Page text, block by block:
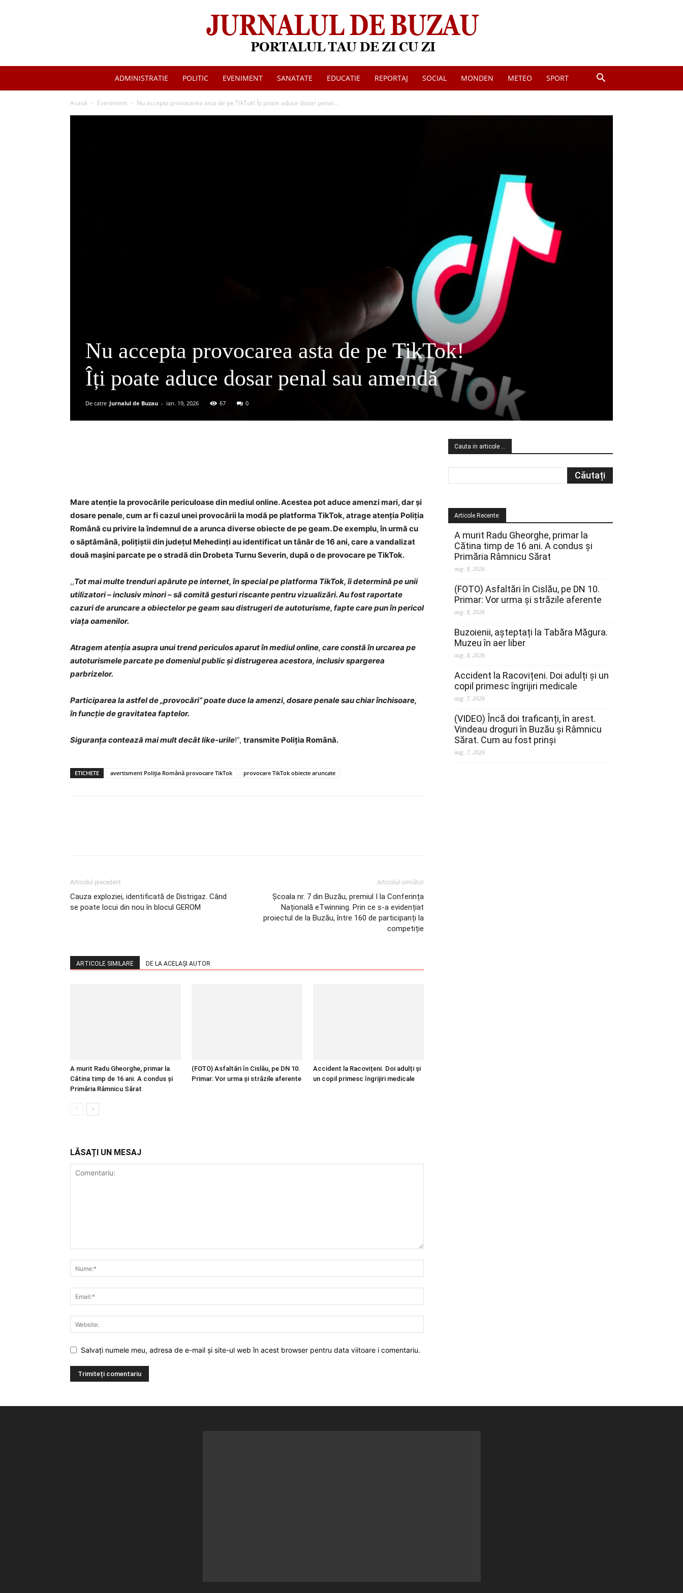
Jurnalul
ADMINISTRATIE POLITIC EVENIMENT SANATATE EDUCATIE REPORTAJ SOCIAL MONDEN METEO SPORT
Acasă Eveniment Nu accepta provocarea asta de pe TikTok! Îți poate aduce dosar penal...
Nu accepta provocarea asta de pe TikTok!
Îți poate aduce dosar penal sau amendă
De catre Jurnalul de Buzau - ian. 19, 2026 67 0
Mare atenție la provocările periculoase din mediul online. Acestea pot aduce amenzi mari, dar și
dosare penale, cum ar fi cazul unei provocării la modă pe platforma TikTok, atrage atenția Poliția
Română cu privire la îndemnul de a arunca diverse obiecte de pe geam. De exemplu, în urmă cu
o săptămână, polițiștii din județul Mehedinți au identificat un tânăr de 16 ani, care a vandalizat
două mașini parcate pe o stradă din Drobeta Turnu Severin, după o de provocare pe TikTok.
,,Tot mai multe trenduri apărute pe internet, în special pe platforma TikTok, îi determină pe unii
utilizatori – inclusiv minori – să comită gesturi riscante pentru vizualizări. Au fost raportate
cazuri de aruncare a obiectelor pe geam sau distrugeri de autoturisme, fapte care pun în pericol
viața oamenilor.
Atragem atenția asupra unui trend periculos aparut în mediul online, care constă în urcarea pe
autoturismele parcate pe domeniul public și distrugerea acestora, inclusiv spargerea
parbrizelor.
Participarea la astfel de „provocări” poate duce la amenzi, dosare penale sau chiar închisoare,
în funcție de gravitatea faptelor.
Siguranța contează mai mult decât like-urile!”, transmite Poliția Română.
ETICHETE avertisment Poliția Română provocare TikTok provocare TikTok obiecte aruncate
Articolul precedent
Cauza exploziei, identificată de Distrigaz. Când
se poate locui din nou în blocul GEROM
Articolul următor
Școala nr. 7 din Buzău, premiul I la Conferința
Națională eTwinning. Prin ce s-a evidențiat
proiectul de la Buzău, între 160 de participanți la
competiție
ARTICOLE SIMILARE DE LA ACELAȘI AUTOR
A murit Radu Gheorghe, primar la
Cătina timp de 16 ani. A condus și
Primăria Râmnicu Sărat
(FOTO) Asfaltări în Cislău, pe DN 10.
Primar: Vor urma și străzile aferente
Accident la Racovițeni. Doi adulți și
un copil primesc îngrijiri medicale
LĂSAȚI UN MESAJ
Salvați numele meu, adresa de e-mail și site-ul web în acest browser pentru data viitoare i comentariu.
Cauta in articole …
Articole Recente:
A murit Radu Gheorghe, primar la
Cătina timp de 16 ani. A condus și
Primăria Râmnicu Sărat
aug. 8, 2026
(FOTO) Asfaltări în Cislău, pe DN 10.
Primar: Vor urma și străzile aferente
aug. 8, 2026
Buzoienii, așteptați la Tabăra Măgura.
Muzeu în aer liber
aug. 8, 2026
Accident la Racovițeni. Doi adulți și un
copil primesc îngrijiri medicale
aug. 7, 2026
(VIDEO) Încă doi traficanți, în arest.
Vindeau droguri în Buzău și Râmnicu
Sărat. Cum au fost prinși
aug. 7, 2026